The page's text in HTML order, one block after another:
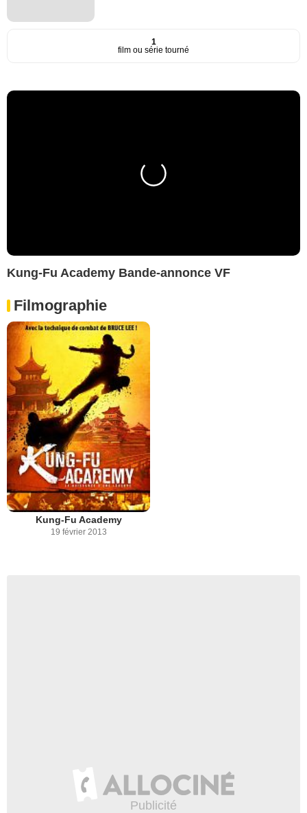
1
film ou série tourné
Kung-Fu Academy Bande-annonce VF
Filmographie
Kung-Fu Academy
19 février 2013